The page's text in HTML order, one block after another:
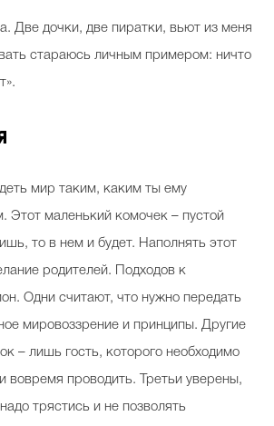
Две дочки, две пиратки, вьют из меня
стараюсь личным примером: ничто
мир таким, каким ты ему
Этот маленький комочек – пустой
то в нем и будет. Наполнять этот
родителей. Подходов к
Одни считают, что нужно передать
мировоззрение и принципы. Другие
– лишь гость, которого необходимо
вовремя проводить. Третьи уверены,
трястись и не позволять